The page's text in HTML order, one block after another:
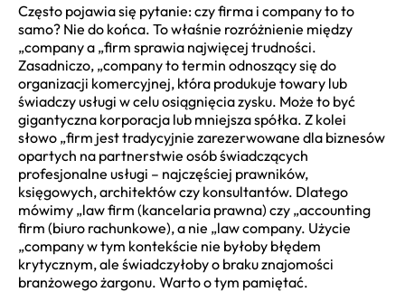
Często pojawia się pytanie: czy firma i company to to
samo? Nie do końca. To właśnie rozróżnienie między
„company a „firm sprawia najwięcej trudności.
Zasadniczo, „company to termin odnoszący się do
organizacji komercyjnej, która produkuje towary lub
świadczy usługi w celu osiągnięcia zysku. Może to być
gigantyczna korporacja lub mniejsza spółka. Z kolei
słowo „firm jest tradycyjnie zarezerwowane dla biznesów
opartych na partnerstwie osób świadczących
profesjonalne usługi – najczęściej prawników,
księgowych, architektów czy konsultantów. Dlatego
mówimy „law firm (kancelaria prawna) czy „accounting
firm (biuro rachunkowe), a nie „law company. Użycie
„company w tym kontekście nie byłoby błędem
krytycznym, ale świadczyłoby o braku znajomości
branżowego żargonu. Warto o tym pamiętać.